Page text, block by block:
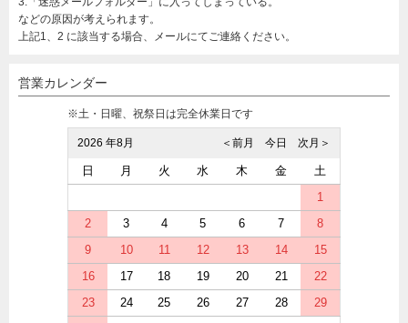
などの原因が考えられます。
上記1、2 に該当する場合、メールにてご連絡ください。
営業カレンダー
※土・日曜、祝祭日は完全休業日です
2026 年8月 次月＞
今日
＜前月
日 月 火 水 木 金
土
1
2
3 4 5 6 7
8
9
10 11 12 13 14
15
16
17 18 19 20 21
22
23
24 25 26 27 28
29